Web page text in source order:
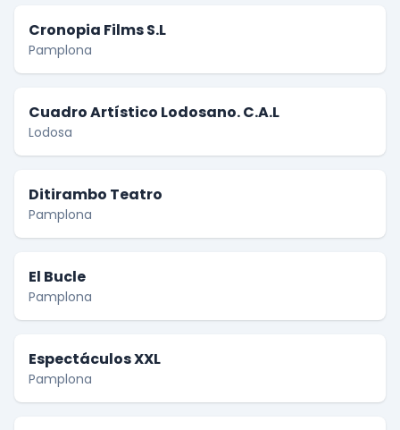
Cronopia Films S.L
Pamplona
Cuadro Artístico Lodosano. C.A.L
Lodosa
Ditirambo Teatro
Pamplona
El Bucle
Pamplona
Espectáculos XXL
Pamplona